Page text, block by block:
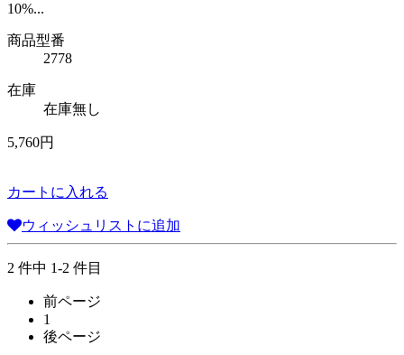
10%...
商品型番
2778
在庫
在庫無し
5,760円
カートに入れる
ウィッシュリストに追加
2 件中 1-2 件目
前ページ
1
後ページ